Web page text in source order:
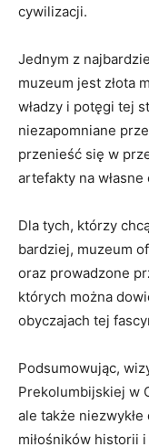
cywilizacji.
Jednym z
muzeum jest złota
władzy i potęgi⁢ tej
niezapomniane⁢
przenieść⁢ się ‍w
⁢artefakty na własne
Dla‍ tych, którzy
bardziej,​ muzeum‍
oraz prowadzone
których można
obyczajach ‌tej
Podsumowując,
Prekolumbijskiej w
ale także
miłośników historii